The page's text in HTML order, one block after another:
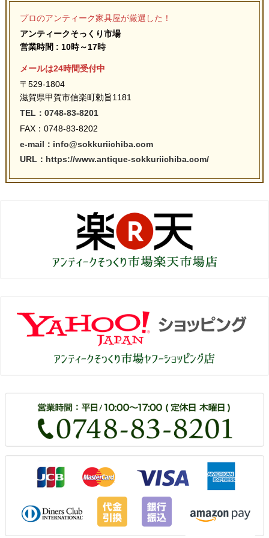
プロのアンティーク家具屋が厳選した！
アンティークそっくり市場
営業時間 : 10時～17時
メールは24時間受付中
〒529-1804
滋賀県甲賀市信楽町勅旨1181
TEL：0748-83-8201
FAX：0748-83-8202
e-mail：info@sokkuriichiba.com
URL：https://www.antique-sokkuriichiba.com/